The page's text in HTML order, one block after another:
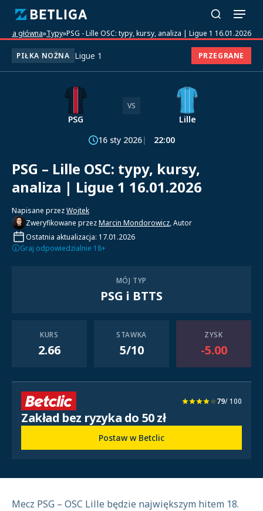
główna»Typy»PSG - Lille OSC: typy, kursy, analiza | Ligue 1 16.01.2026
PIŁKA NOŻNA Ligue 1 PRZEGRANE
PSG
VS
Lille
16 sty 2026
22:00
PSG – Lille OSC: typy, kursy,
analiza | Ligue 1 16.01.2026
Napisane przezWojtek
Zweryfikowane przezMarcin Mondorowicz, Autor
Ostatnia aktualizacja: 17.01.2026
Graj odpowiedzialnie 18+
MÓJ TYP
PSG i BTTS
KURS
2.66
STAWKA
5/10
ZYSK
-5.00
79/ 100
Zakład bez ryzyka do 50 zł
Postaw w Betclic
Mecz PSG – OSC Lille będzie największym hitem 18.